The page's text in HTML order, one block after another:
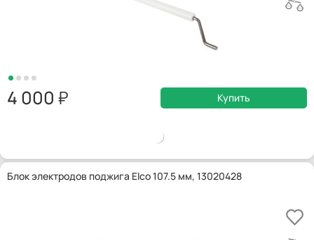
4 000 Купить
Блок электродов поджига Elco 107.5 мм, 13020428